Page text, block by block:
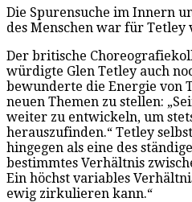
Die Spurensuche im Innern
des Menschen war für Tetley
Der britische
würdigte Glen Tetley auch
bewunderte die Energie von
neuen Themen zu stellen:
weiter zu entwickeln, um
herauszufinden.“ Tetley
hingegen als eine des
bestimmtes Verhältnis
Ein höchst variables
ewig zirkulieren kann.“